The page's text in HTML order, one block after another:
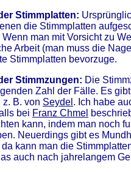
Stimmplatten:
die Stimmplatten
man mit Vorsicht zu
Arbeit (man muss die
Stimmplatten bevorzuge.
Stimmzungen: Die
Zahl der Fälle. Es
z. B. von Seydel . Ich habe
bei Franz Chmel
kann, indem man noch
Neuerdings gibt es
kann man die
auch nach jahrelangem